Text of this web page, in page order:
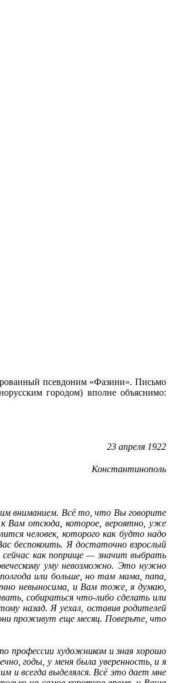
псевдоним «Фазини». Письмо
городом) вполне объяснимо:
23 апреля 1922
Константинополь
вниманием. Всё то, что Вы говорите
Вам отсюда, которое, вероятно, уже
человек, которого как будто надо
беспокоить. Я достаточно взрослый
как поприще — значит выбрать
уму невозможно. Это нужно
или больше, но там мама, папа,
невыносима, и Вам тоже, я думаю,
собираться что-либо сделать или
назад. Я уехал, оставив родителей
проживут еще месяц. Поверьте, что
профессии художником и зная хорошо
годы, у меня была уверенность, и я
и всегда выделялся. Всё это дает мне